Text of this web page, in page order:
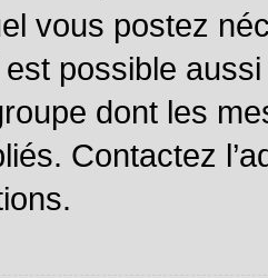
vous postez
possible
dont les
Contactez